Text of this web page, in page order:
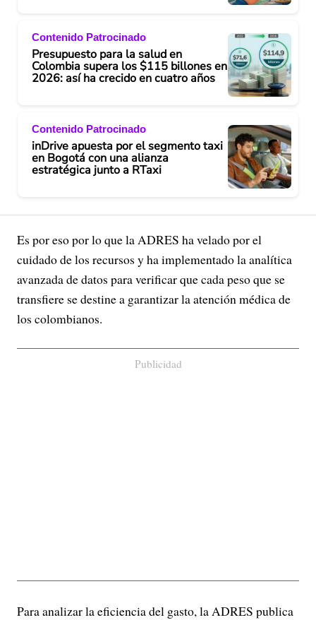
Contenido Patrocinado
Presupuesto para la salud en
Colombia supera los $115 billones en
2026: así ha crecido en cuatro años
Contenido Patrocinado
inDrive apuesta por el segmento taxi
en Bogotá con una alianza
estratégica junto a RTaxi
Es por eso por lo que la ADRES ha velado por el
cuidado de los recursos y ha implementado la analítica
avanzada de datos para verificar que cada peso que se
transfiere se destine a garantizar la atención médica de
los colombianos.
Publicidad
Para analizar la eficiencia del gasto, la ADRES publica